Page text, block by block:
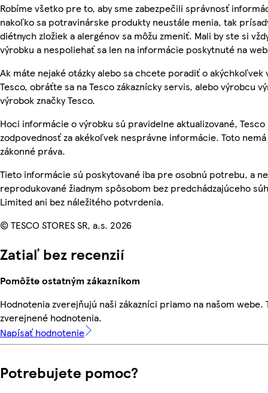
Robíme všetko pre to, aby sme zabezpečili správnosť
nakoľko sa potravinárske produkty neustále menia, tak
diétnych zložiek a alergénov sa môžu zmeniť. Mali by ste si
výrobku a nespoliehať sa len na informácie poskytnuté na
Ak máte nejaké otázky alebo sa chcete poradiť o akýchkoľvek
Tesco, obráťte sa na Tesco zákaznícky servis, alebo výrobcu
výrobok značky Tesco.
Hoci informácie o výrobku sú pravidelne aktualizované, Tesco
zodpovednosť za akékoľvek nesprávne informácie. Toto nemá
zákonné práva.
Tieto informácie sú poskytované iba pre osobnú potrebu, a
reprodukované žiadnym spôsobom bez predchádzajúceho
Limited ani bez náležitého potvrdenia.
© TESCO STORES SR, a.s. 2026
Zatiaľ bez recenzií
Pomôžte ostatným zákazníkom
Hodnotenia zverejňujú naši zákazníci priamo na našom webe.
zverejnené hodnotenia.
Napísať hodnotenie
Potrebujete pomoc?